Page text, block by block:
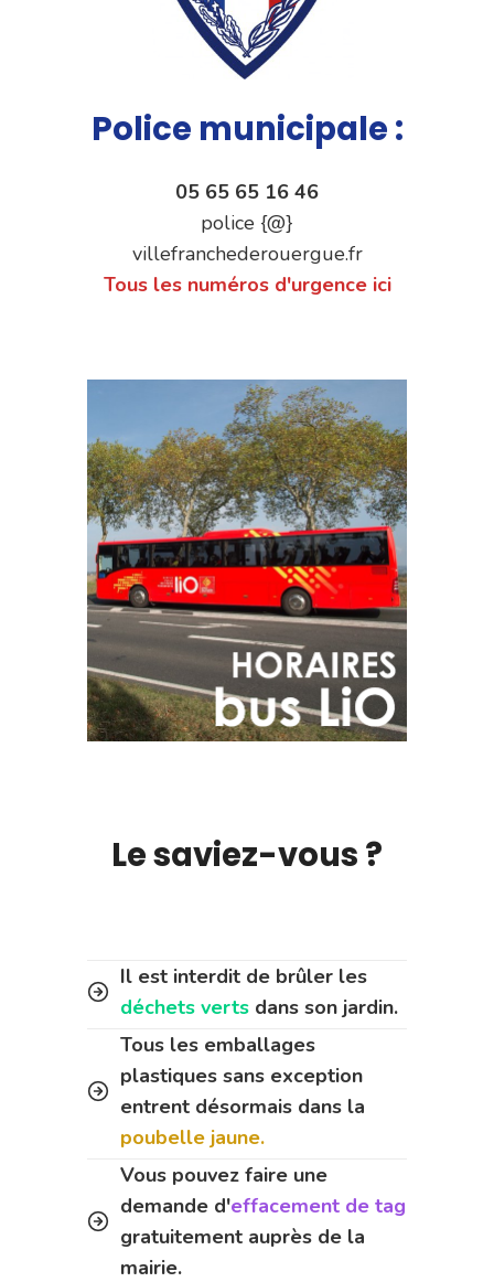
Police municipale :
05 65 65 16 46
police {@}
villefranchederouergue.fr
Tous les numéros d'urgence ici
Le saviez-vous ?
Il est interdit de brûler les
déchets verts dans son jardin.
Tous les emballages
plastiques sans exception
entrent désormais dans la
poubelle jaune.
Vous pouvez faire une
demande d'effacement de tag
gratuitement auprès de la
mairie.